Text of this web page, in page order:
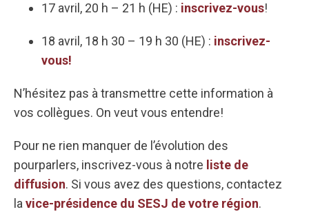
17 avril, 20 h – 21 h (HE) : inscrivez-vous!
18 avril, 18 h 30 – 19 h 30 (HE) : inscrivez-
vous!
N’hésitez pas à transmettre cette information à
vos collègues. On veut vous entendre!
Pour ne rien manquer de l’évolution des
pourparlers, inscrivez-vous à notre liste de
diffusion. Si vous avez des questions, contactez
lavice-présidence du SESJ de votre région.